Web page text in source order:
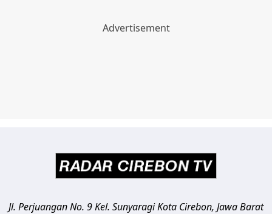
Jl. Perjuangan No. 9 Kel. SunyaragiKota Cirebon, Jawa Barat